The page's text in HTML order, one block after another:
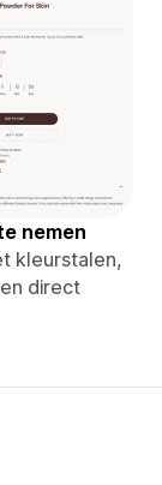
nemen
kleurstalen,
direct